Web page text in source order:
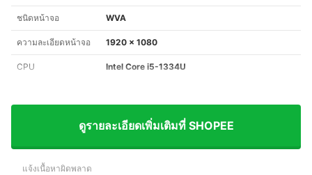
ชนิดหน้าจอ WVA
ความละเอียดหน้าจอ 1920 x 1080
CPU Intel Core i5-1334U
ดูรายละเอียดเพิ่มเติมที่ SHOPEE
แจ้งเนื้อหาผิดพลาด